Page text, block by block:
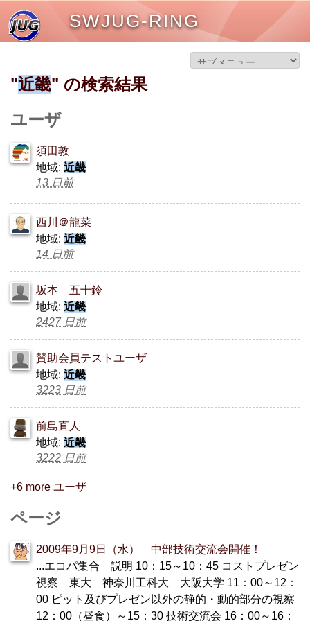
SWJUG-RING
"近畿" の検索結果
ユーザ
須田敦
地域: 近畿
13 日前
西川＠龍菜
地域: 近畿
14 日前
坂本 五十鈴
地域: 近畿
2427 日前
賛助会員テストユーザ
地域: 近畿
3223 日前
前島直人
地域: 近畿
3222 日前
+6 more ユーザ
ページ
2009年9月9日（水） 中部技術交流会開催！
...エコパ集合 説明 10：15～10：45 コストプレゼン
視察 東大 神奈川工科大 大阪大学 11：00～12：
00 ピット及びプレゼン以外の静的・動的部分の視察
12：00（昼食）～15：30 技術交流会 16：00～16：